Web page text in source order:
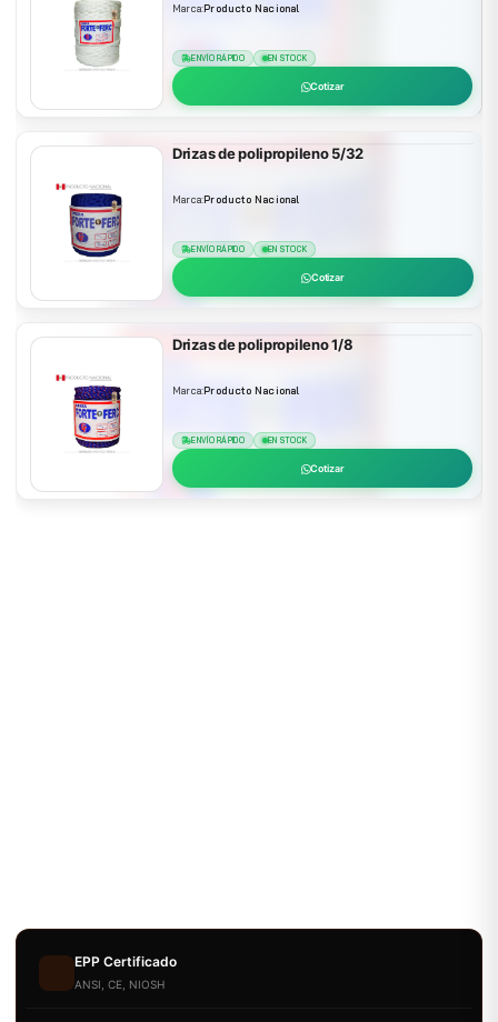
Marca:Producto Nacional
ENVÍO RÁPIDO EN STOCK
Cotizar
Drizas de polipropileno 5/32
Marca:Producto Nacional
ENVÍO RÁPIDO EN STOCK
Cotizar
Drizas de polipropileno 1/8
Marca:Producto Nacional
ENVÍO RÁPIDO EN STOCK
Cotizar
EPP Certificado
ANSI, CE, NIOSH